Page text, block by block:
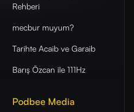
Rehberi
mecbur muyum?
Tarihte Acaib ve Garaib
Barış Özcan ile 111Hz
Podbee Media